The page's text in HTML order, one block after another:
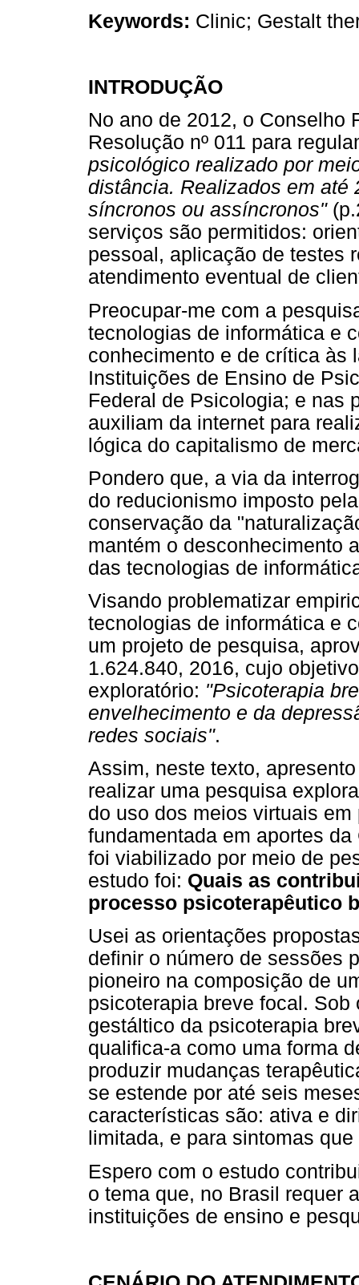
Keywords: Clinic; Gestalt
INTRODUÇÃO
No ano de 2012, o Conselho
Resolução nº 011 para
psicológico realizado por
distância. Realizados em até
síncronos ou assíncronos"
serviços são permitidos:
pessoal, aplicação de testes
atendimento eventual de
Preocupar-me com a
tecnologias de informática e
conhecimento e de crítica às
Instituições de Ensino de
Federal de Psicologia; e nas
auxiliam da internet para
lógica do capitalismo de
Pondero que, a via da
do reducionismo imposto
conservação da
mantém o desconhecimento
das tecnologias de
Visando problematizar
tecnologias de informática e
um projeto de pesquisa,
1.624.840, 2016, cujo
exploratório: "Psicoterapia
envelhecimento e da
redes sociais".
Assim, neste texto,
realizar uma pesquisa
do uso dos meios virtuais
fundamentada em aportes
foi viabilizado por meio de
estudo foi: Quais as
processo psicoterapêutico
Usei as orientações
definir o número de sessões
pioneiro na composição de
psicoterapia breve focal.
gestáltico da psicoterapia
qualifica-a como uma forma
produzir mudanças
se estende por até seis
características são: ativa e
limitada, e para sintomas
Espero com o estudo
o tema que, no Brasil requer
instituições de ensino e